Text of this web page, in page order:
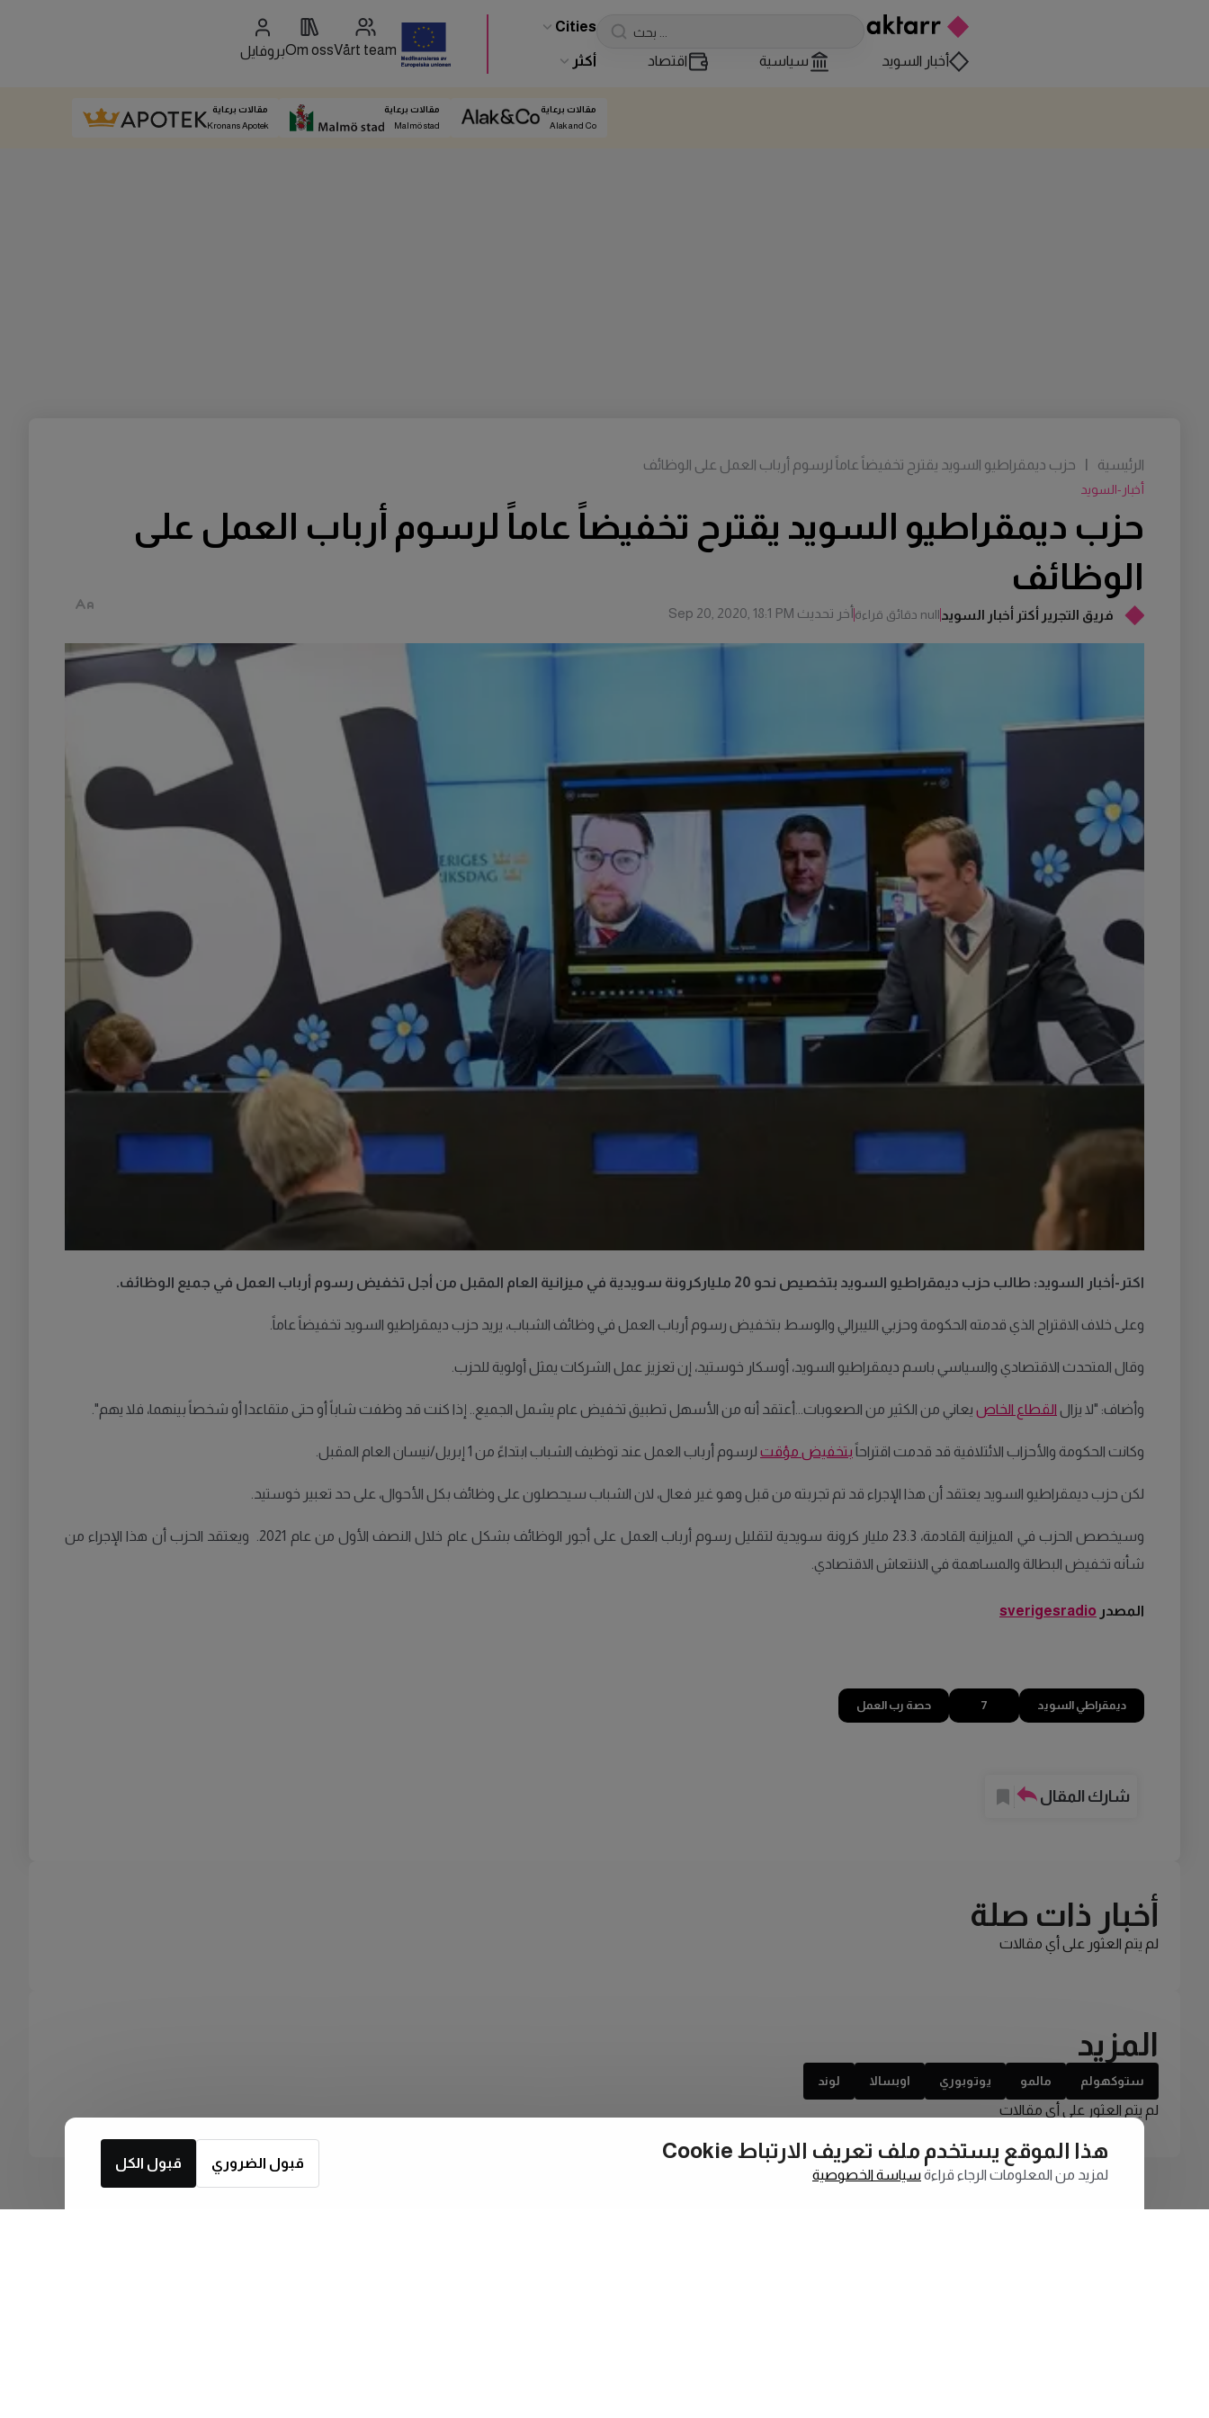
Cities
أخبار السويد سياسية اقتصاد أكثر
Vårt team
Om ossبروفايل
مقالات برعاية
Alak and Co
مقالات برعاية
Malmö stad
مقالات برعاية
Kronans Apotek
فريق التجرير أكتر أخبار السويدnull دقائق قراءة أخر تحديث Sep 20, 2020, 18:1 PM
حزب ديمقراطيو السويد يقترح تخفيضاً عاماً لرسوم أرباب العمل على
الوظائف
أخبار-السويد
الرئيسية حزب ديمقراطيو السويد يقترح تخفيضاً عاماً لرسوم أرباب العمل على الوظائف
اكتر-أخبار السويد: طالب حزب ديمقراطيو السويد بتخصيص نحو 20 ملياركرونة سويدية في ميزانية العام المقبل من أجل تخفيض رسوم أرباب العمل في جميع الوظائف.
وعلى خلاف الاقتراح الذي قدمته الحكومة وحزبي الليبرالي والوسط بتخفيض رسوم أرباب العمل في وظائف الشباب، يريد حزب ديمقراطيو السويد تخفيضاً عاماً.
وقال المتحدث الاقتصادي والسياسي باسم ديمقراطيو السويد، أوسكار خوستيد، إن تعزيز عمل الشركات يمثل أولوية للحزب.
وأضاف: "لا يزال القطاع الخاص يعاني من الكثير من الصعوبات...أعتقد أنه من الأسهل تطبيق تخفيض عام يشمل الجميع.. إذا كنت قد وظفت شاباً أو حتى متقاعدا أو شخصاً بينهما، فلا يهم".
وكانت الحكومة والأحزاب الائتلافية قد قدمت اقتراحاً بتخفيض مؤقت لرسوم أرباب العمل عند توظيف الشباب ابتداءً من 1 إبريل/نيسان العام المقبل.
لكن حزب ديمقراطيو السويد يعتقد أن هذا الإجراء قد تم تجربته من قبل وهو غير فعال، لان الشباب سيحصلون على وظائف بكل الأحوال، على حد تعبير خوستيد.
وسيخصص الحزب في الميزانية القادمة، 23.3 مليار كرونة سويدية لتقليل رسوم أرباب العمل على أجور الوظائف بشكل عام خلال النصف الأول من عام 2021. ويعتقد الحزب أن هذا الإجراء من
شأنه تخفيض البطالة والمساهمة في الانتعاش الاقتصادي.
المصدر sverigesradio
ديمقراطي السويد 7 حصة رب العمل
شارك المقال
أخبار ذات صلة
لم يتم العثور على أي مقالات
المزيد
ستوكهولم مالمو يوتوبوري اوبسالا لوند
لم يتم العثور على أي مقالات
هذا الموقع يستخدم ملف تعريف الارتباط Cookie
لمزيد من المعلومات الرجاء قراءة سياسة الخصوصية
قبول الكل قبول الضروري